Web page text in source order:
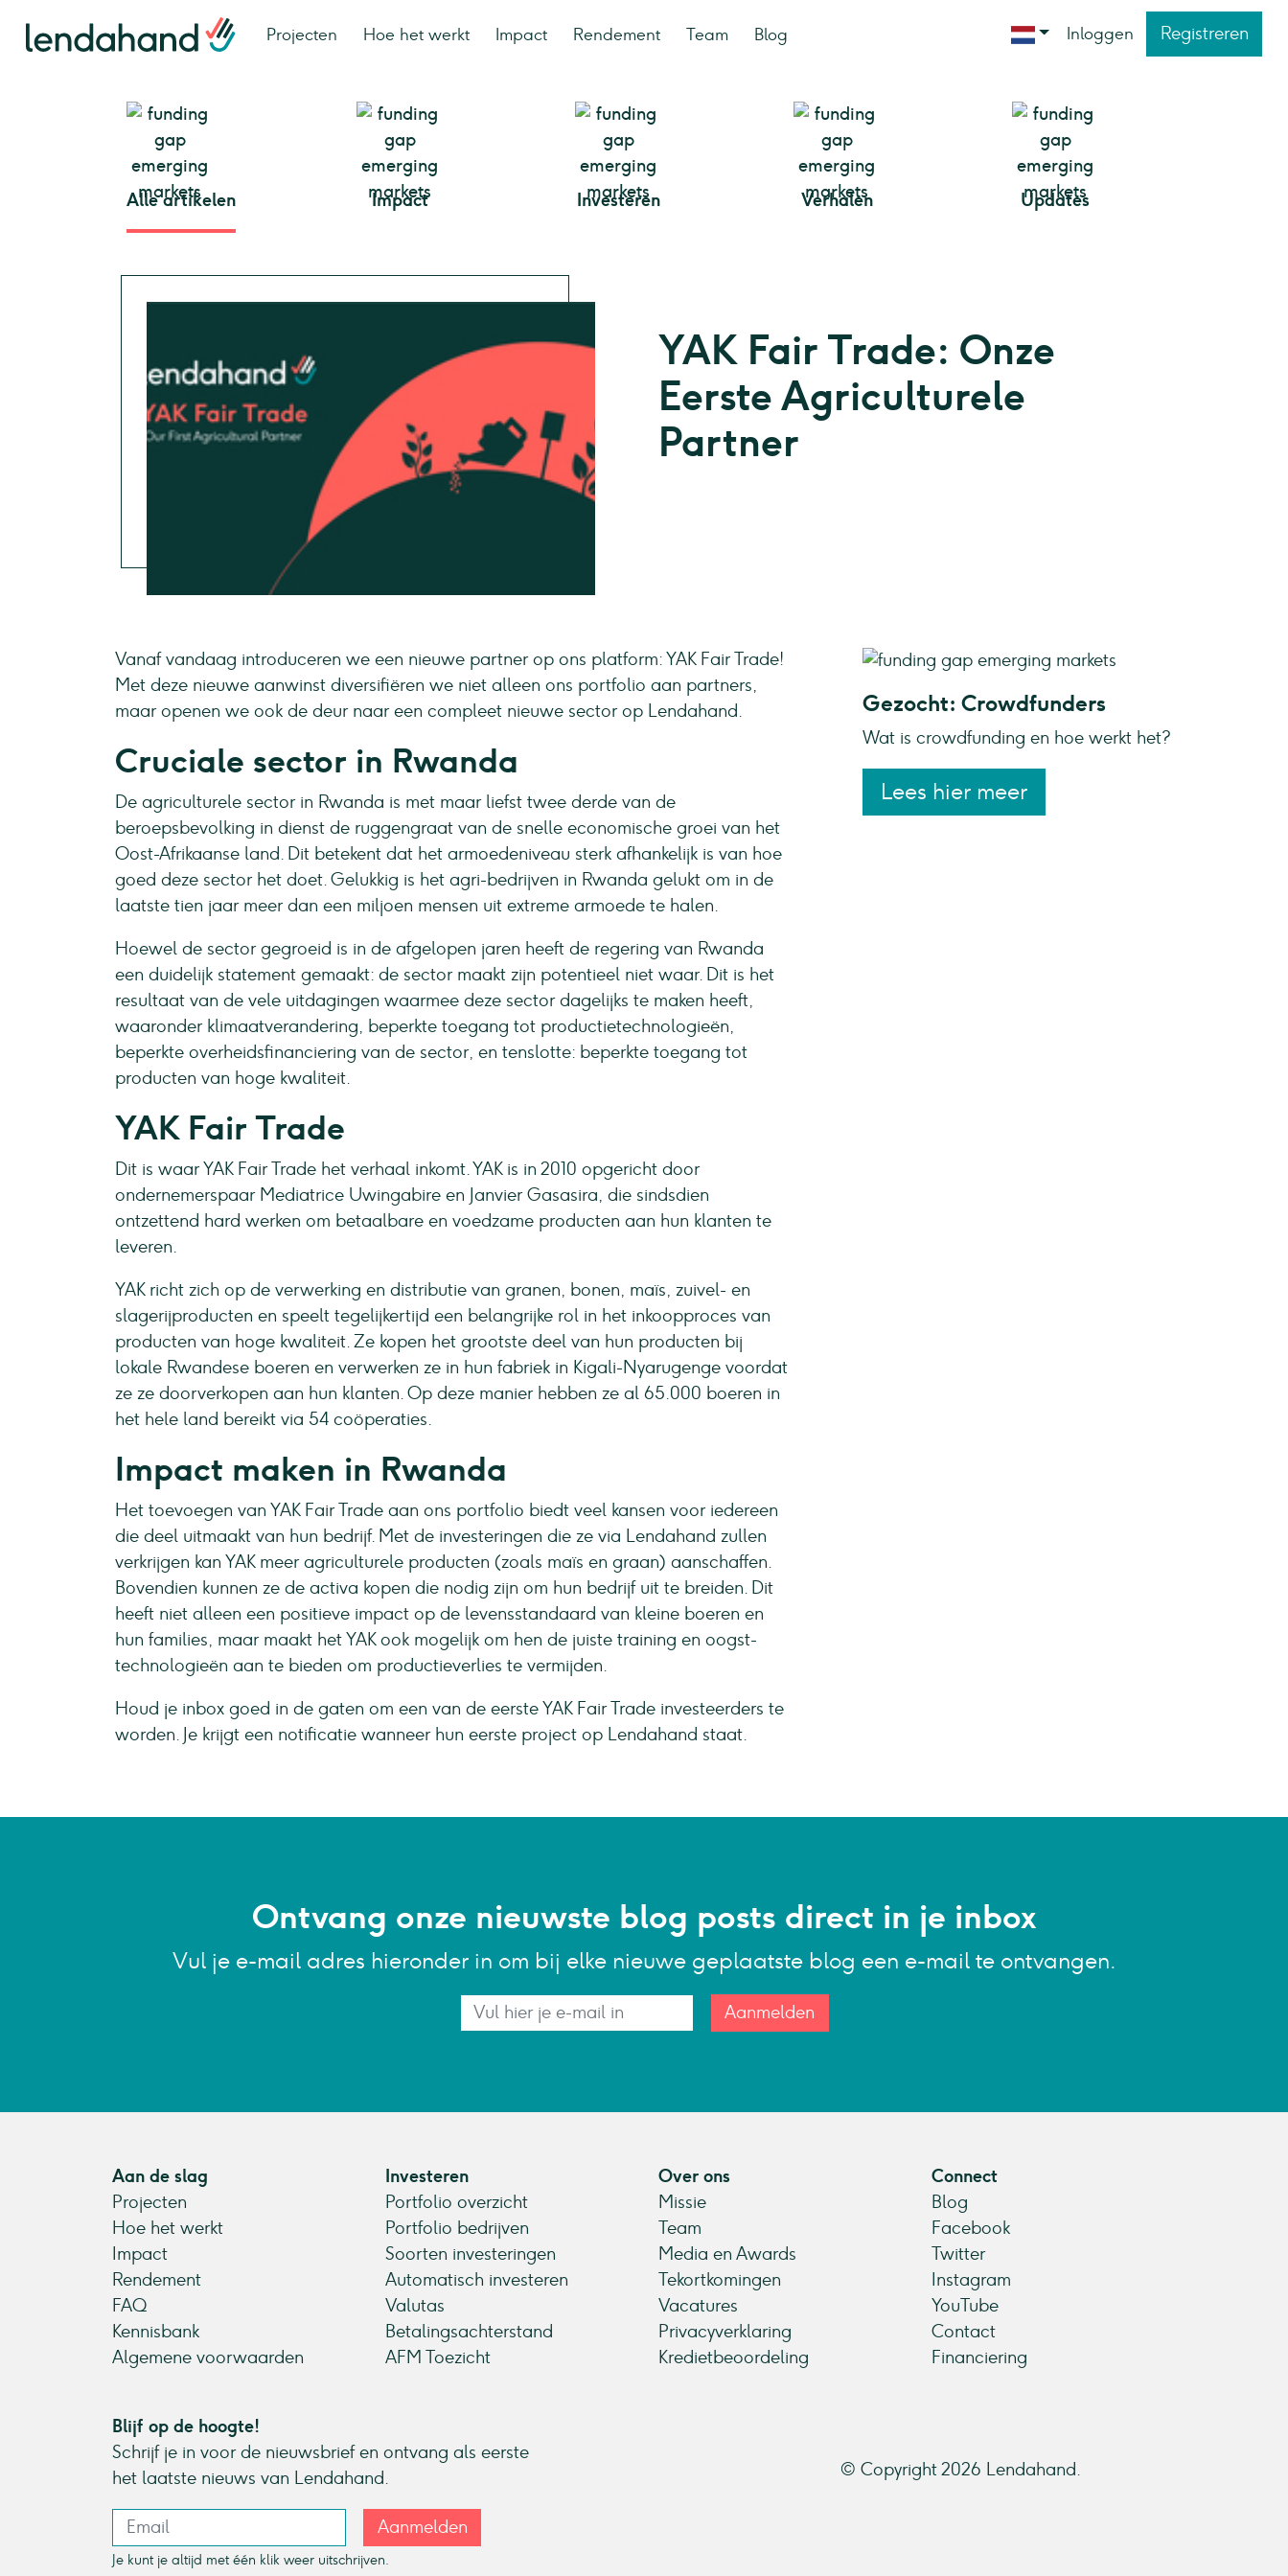
Projecten Hoe het werkt Impact Rendement Team Blog Inloggen Registreren
Alle artikelen Impact Investeren Verhalen Updates
YAK Fair Trade: Onze
Eerste Agriculturele
Partner
Vanaf vandaag introduceren we een nieuwe partner op ons platform: YAK Fair Trade!
Met deze nieuwe aanwinst diversifiëren we niet alleen ons portfolio aan partners,
maar openen we ook de deur naar een compleet nieuwe sector op Lendahand.
Cruciale sector in Rwanda
De agriculturele sector in Rwanda is met maar liefst twee derde van de
beroepsbevolking in dienst de ruggengraat van de snelle economische groei van het
Oost-Afrikaanse land. Dit betekent dat het armoedeniveau sterk afhankelijk is van hoe
goed deze sector het doet. Gelukkig is het agri-bedrijven in Rwanda gelukt om in de
laatste tien jaar meer dan een miljoen mensen uit extreme armoede te halen.
Hoewel de sector gegroeid is in de afgelopen jaren heeft de regering van Rwanda
een duidelijk statement gemaakt: de sector maakt zijn potentieel niet waar. Dit is het
resultaat van de vele uitdagingen waarmee deze sector dagelijks te maken heeft,
waaronder klimaatverandering, beperkte toegang tot productietechnologieën,
beperkte overheidsfinanciering van de sector, en tenslotte: beperkte toegang tot
producten van hoge kwaliteit.
YAK Fair Trade
Dit is waar YAK Fair Trade het verhaal inkomt. YAK is in 2010 opgericht door
ondernemerspaar Mediatrice Uwingabire en Janvier Gasasira, die sindsdien
ontzettend hard werken om betaalbare en voedzame producten aan hun klanten te
leveren.
YAK richt zich op de verwerking en distributie van granen, bonen, maïs, zuivel- en
slagerijproducten en speelt tegelijkertijd een belangrijke rol in het inkoopproces van
producten van hoge kwaliteit. Ze kopen het grootste deel van hun producten bij
lokale Rwandese boeren en verwerken ze in hun fabriek in Kigali-Nyarugenge voordat
ze ze doorverkopen aan hun klanten. Op deze manier hebben ze al 65.000 boeren in
het hele land bereikt via 54 coöperaties.
Impact maken in Rwanda
Het toevoegen van YAK Fair Trade aan ons portfolio biedt veel kansen voor iedereen
die deel uitmaakt van hun bedrijf. Met de investeringen die ze via Lendahand zullen
verkrijgen kan YAK meer agriculturele producten (zoals maïs en graan) aanschaffen.
Bovendien kunnen ze de activa kopen die nodig zijn om hun bedrijf uit te breiden. Dit
heeft niet alleen een positieve impact op de levensstandaard van kleine boeren en
hun families, maar maakt het YAK ook mogelijk om hen de juiste training en oogst-
technologieën aan te bieden om productieverlies te vermijden.
Houd je inbox goed in de gaten om een van de eerste YAK Fair Trade investeerders te
worden. Je krijgt een notificatie wanneer hun eerste project op Lendahand staat.
Gezocht: Crowdfunders
Wat is crowdfunding en hoe werkt het?
Lees hier meer
Ontvang onze nieuwste blog posts direct in je inbox
Vul je e-mail adres hieronder in om bij elke nieuwe geplaatste blog een e-mail te ontvangen.
Aanmelden
Aan de slag
Projecten
Hoe het werkt
Impact
Rendement
FAQ
Kennisbank
Algemene voorwaarden
Investeren
Portfolio overzicht
Portfolio bedrijven
Soorten investeringen
Automatisch investeren
Valutas
Betalingsachterstand
AFM Toezicht
Over ons
Missie
Team
Media en Awards
Tekortkomingen
Vacatures
Privacyverklaring
Kredietbeoordeling
Connect
Blog
Facebook
Twitter
Instagram
YouTube
Contact
Financiering
Blijf op de hoogte!
Schrijf je in voor de nieuwsbrief en ontvang als eerste
het laatste nieuws van Lendahand.
Aanmelden
Je kunt je altijd met één klik weer uitschrijven.
© Copyright 2026 Lendahand.